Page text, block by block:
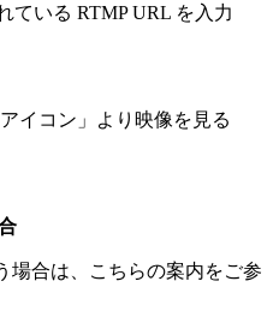
ている RTMP URL を入力
イコン」より映像を見る
場合は、こちらの案内をご参